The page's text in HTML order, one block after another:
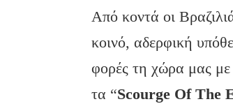
Από κοντά οι
κοινό, αδερφική
φορές τη χώρα μας με
τα “Scourge OfThe